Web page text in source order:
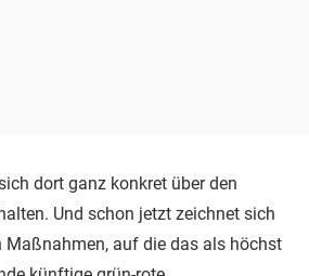
dort ganz konkret über den
Und schon jetzt zeichnet sich
Maßnahmen, auf die das als höchst